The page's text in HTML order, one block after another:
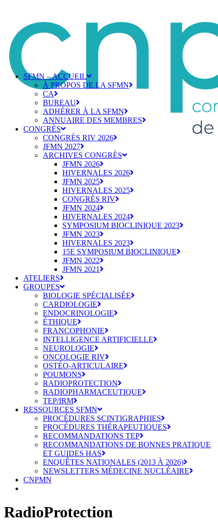
SFMN – ACCUEIL
À PROPOS DE LA SFMN
CA
BUREAU
ADHÉRER À LA SFMN
ANNUAIRE DES MEMBRES
CONGRÈS
CONGRÈS RIV 2026
JFMN 2027
ARCHIVES CONGRÈS
JFMN 2026
HIVERNALES 2026
JFMN 2025
HIVERNALES 2025
CONGRÈS RIV
JFMN 2024
HIVERNALES 2024
SYMPOSIUM BIOCLINIQUE 2023
JFMN 2023
HIVERNALES 2023
15E SYMPOSIUM BIOCLINIQUE
JFMN 2022
JFMN 2021
ATELIERS
GROUPES
BIOLOGIE SPÉCIALISÉE
CARDIOLOGIE
ENDOCRINOLOGIE
ÉTHIQUE
FRANCOPHONIE
INTELLIGENCE ARTIFICIELLE
NEUROLOGIE
ONCOLOGIE RIV
OSTÉO-ARTICULAIRE
POUMONS
RADIOPROTECTION
RADIOPHARMACEUTIQUE
TEP/IRM
RESSOURCES SFMN
PROCÉDURES SCINTIGRAPHIES
PROCÉDURES THÉRAPEUTIQUES
RECOMMANDATIONS TEP
RECOMMANDATIONS DE BONNES PRATIQUE
ET GUIDES HAS
ENQUÊTES NATIONALES (2013 À 2026)
NEWSLETTERS MÉDECINE NUCLÉAIRE
CNPMN
RadioProtection